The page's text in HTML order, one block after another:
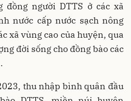
đồng người DTTS ở các xã
nước cấp nước sạch nông
xã vùng cao của huyện, qua
đời sống cho đồng bào các
thu nhập bình quân đầu